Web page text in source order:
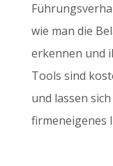
wie man die
erkennen und
Tools sind
und lassen
firmeneigenes